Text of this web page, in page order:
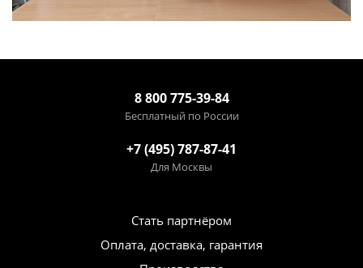
8 800 775-39-84
Бесплатный по России
+7 (495) 787-87-41
Для Москвы
Стать партнёром
Оплата, доставка, гарантия